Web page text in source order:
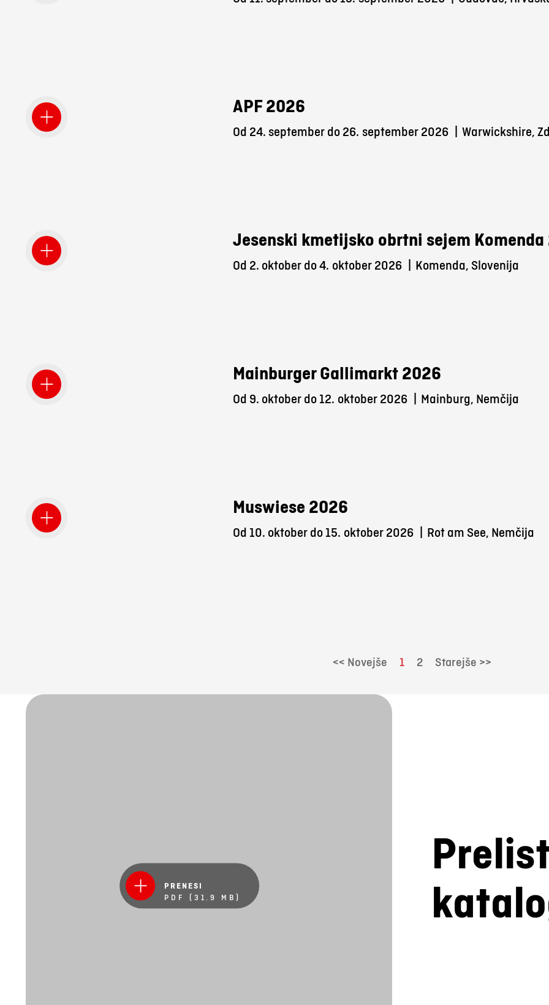
APF 2026
Od 24. september do 26. september 2026 Warwickshire,
Jesenski kmetijsko obrtni sejem
Od 2. oktober do 4. oktober 2026 Komenda, Slovenija
Mainburger Gallimarkt 2026
Od 9. oktober do 12. oktober 2026 Mainburg, Nemčija
Muswiese 2026
Od 10. oktober do 15. oktober 2026 Rot am See, Nemčija
<< Novejše 1 2 Starejše >>
PRENESI
PDF (31.9 MB)